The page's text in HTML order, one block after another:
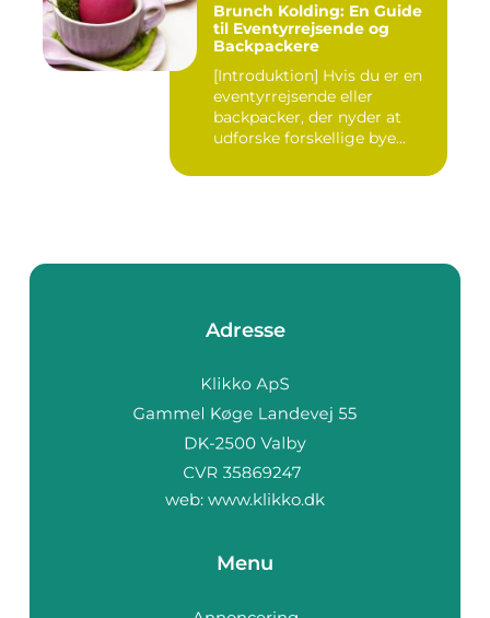
Brunch Kolding: En Guide
til Eventyrrejsende og
Backpackere
[Introduktion] Hvis du er en
eventyrrejsende eller
backpacker, der nyder at
udforske forskellige bye...
Adresse
web: www.klikko.dk
Menu